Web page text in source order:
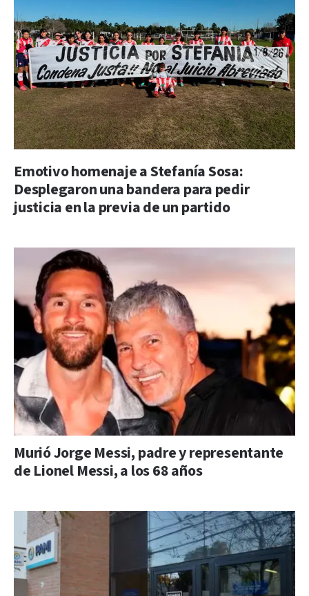
Emotivo homenaje a Stefanía Sosa:
Desplegaron una bandera para pedir
justicia en la previa de un partido
Murió Jorge Messi, padre y representante
de Lionel Messi, a los 68 años